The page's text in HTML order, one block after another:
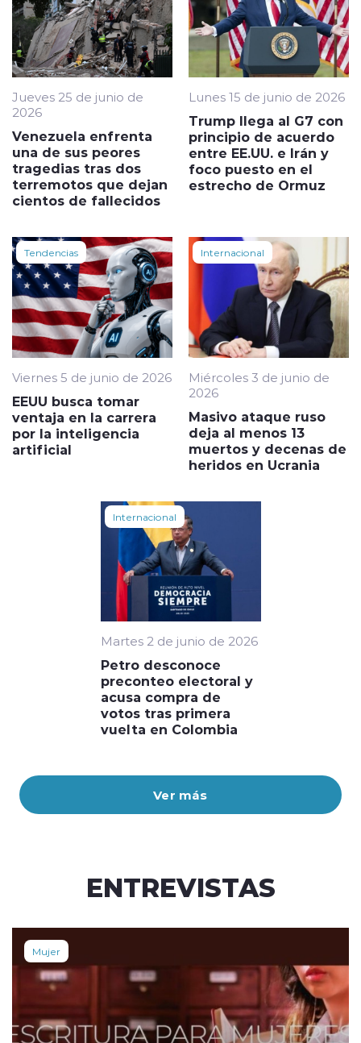
Ver más
Jueves 25 de junio de
2026
Venezuela enfrenta
una de sus peores
tragedias tras dos
terremotos que dejan
cientos de fallecidos
Lunes 15 de junio de 2026
Trump llega al G7 con
principio de acuerdo
entre EE.UU. e Irán y
foco puesto en el
estrecho de Ormuz
Tendencias
Viernes 5 de junio de 2026
EEUU busca tomar
ventaja en la carrera
por la inteligencia
artificial
Internacional
Miércoles 3 de junio de
2026
Masivo ataque ruso
deja al menos 13
muertos y decenas de
heridos en Ucrania
Internacional
Martes 2 de junio de 2026
Petro desconoce
preconteo electoral y
acusa compra de
votos tras primera
vuelta en Colombia
ENTREVISTAS
Mujer